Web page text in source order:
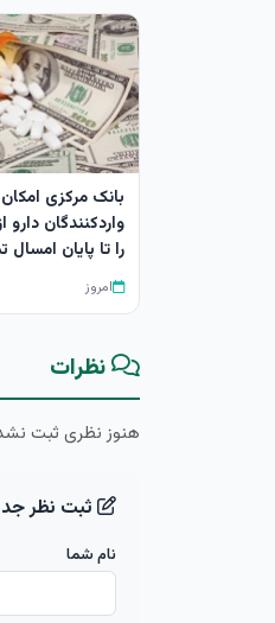
بانک مرکزی
واردکنندگان دارو
را تا پایان امسال
امروز
نظرات
هنوز نظری ثبت
ثبت نظر
نام شما